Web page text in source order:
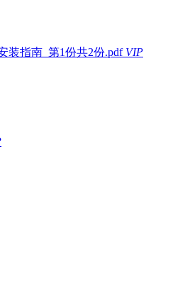
装指南_第1份共2份.pdf VIP